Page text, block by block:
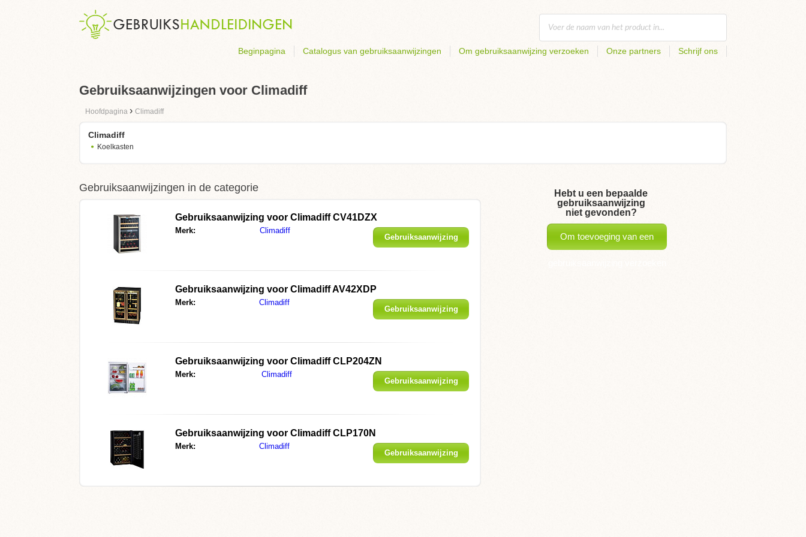
Beginpagina Catalogus van gebruiksaanwijzingen Om gebruiksaanwijzing verzoeken Onze partners Schrijf ons
Gebruiksaanwijzingen voor Climadiff
Hoofdpagina › Climadiff
Climadiff
Koelkasten
Gebruiksaanwijzingen in de categorie
Gebruiksaanwijzing voor Climadiff CV41DZX
Merk: Climadiff
Gebruiksaanwijzing
Gebruiksaanwijzing voor Climadiff AV42XDP
Merk: Climadiff
Gebruiksaanwijzing
Gebruiksaanwijzing voor Climadiff CLP204ZN
Merk: Climadiff
Gebruiksaanwijzing
Gebruiksaanwijzing voor Climadiff CLP170N
Merk: Climadiff
Gebruiksaanwijzing
Hebt u een bepaalde
gebruiksaanwijzing
niet gevonden?
Om toevoeging van een